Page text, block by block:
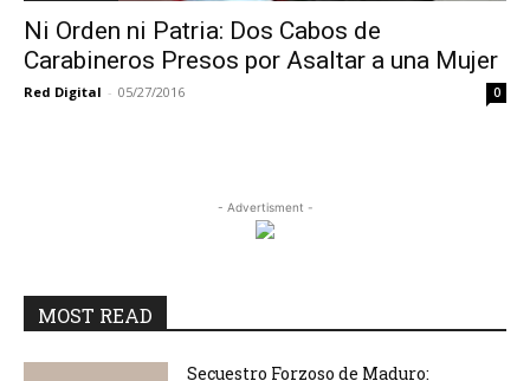
Ni Orden ni Patria: Dos Cabos de
Carabineros Presos por Asaltar a una Mujer
Red Digital - 05/27/2016 0
- Advertisment -
MOST READ
Secuestro Forzoso de Maduro: